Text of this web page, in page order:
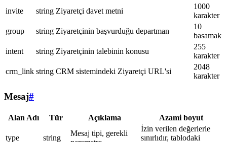
invite
string Ziyaretçi davet metni
1000
karakter
group
string Ziyaretçinin başvurduğu departman
10
basamak
intent
string Ziyaretçinin talebinin konusu
255
karakter
crm_link string CRM sistemindeki Ziyaretçi URL'si
2048
karakter
Mesaj#
Alan Adı Tür Açıklama Azami boyut
type string
Mesaj tipi, gerekli
İzin verilen değerlerle
sınırlıdır, tablodaki